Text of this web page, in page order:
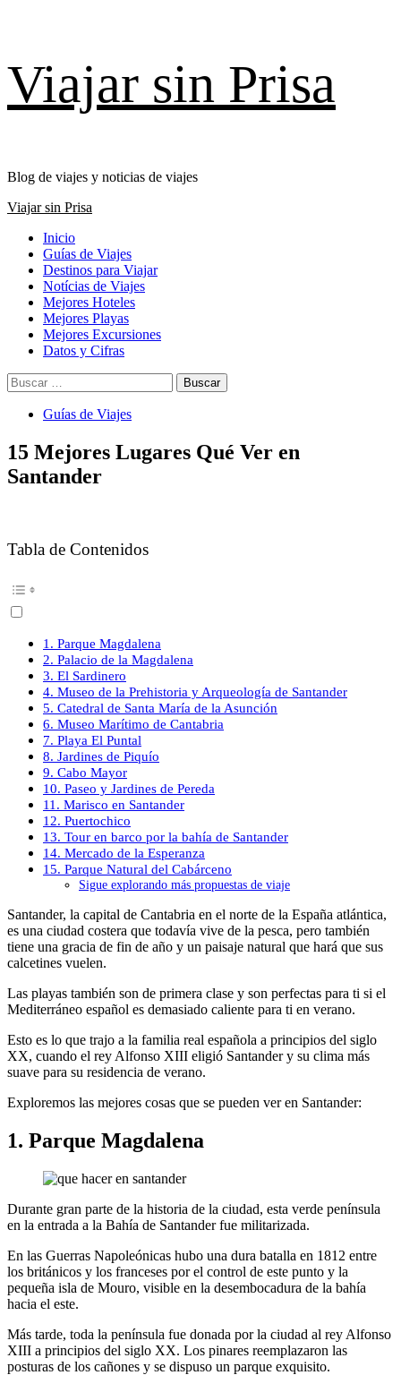
al
contenido
Viajar sin Prisa
Blog de viajes y noticias de viajes
Menú
Viajar sin Prisa
Inicio
Guías de Viajes
Destinos para Viajar
Notícias de Viajes
Mejores Hoteles
Mejores Playas
Mejores Excursiones
Datos y Cifras
Buscar:
Guías de Viajes
15 Mejores Lugares Qué Ver en
Santander
Tabla de Contenidos
1. Parque Magdalena
2. Palacio de la Magdalena
3. El Sardinero
4. Museo de la Prehistoria y Arqueología de Santander
5. Catedral de Santa María de la Asunción
6. Museo Marítimo de Cantabria
7. Playa El Puntal
8. Jardines de Piquío
9. Cabo Mayor
10. Paseo y Jardines de Pereda
11. Marisco en Santander
12. Puertochico
13. Tour en barco por la bahía de Santander
14. Mercado de la Esperanza
15. Parque Natural del Cabárceno
Sigue explorando más propuestas de viaje
Santander, la capital de Cantabria en el norte de la España atlántica,
es una ciudad costera que todavía vive de la pesca, pero también
tiene una gracia de fin de año y un paisaje natural que hará que sus
calcetines vuelen.
Las playas también son de primera clase y son perfectas para ti si el
Mediterráneo español es demasiado caliente para ti en verano.
Esto es lo que trajo a la familia real española a principios del siglo
XX, cuando el rey Alfonso XIII eligió Santander y su clima más
suave para su residencia de verano.
Exploremos las mejores cosas que se pueden ver en Santander:
1. Parque Magdalena
Durante gran parte de la historia de la ciudad, esta verde península
en la entrada a la Bahía de Santander fue militarizada.
En las Guerras Napoleónicas hubo una dura batalla en 1812 entre
los británicos y los franceses por el control de este punto y la
pequeña isla de Mouro, visible en la desembocadura de la bahía
hacia el este.
Más tarde, toda la península fue donada por la ciudad al rey Alfonso
XIII a principios del siglo XX. Los pinares reemplazaron las
posturas de los cañones y se dispuso un parque exquisito.